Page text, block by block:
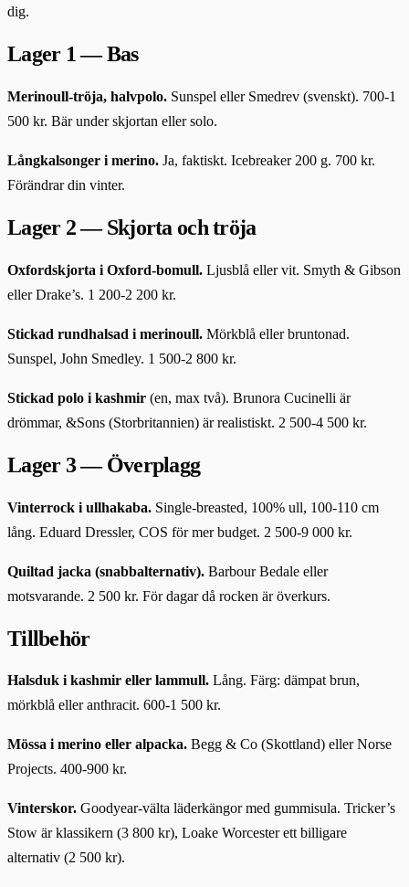
dig.
Lager 1 — Bas
Merinoull-tröja, halvpolo. Sunspel eller Smedrev (svenskt). 700-1
500 kr. Bär under skjortan eller solo.
Långkalsonger i merino. Ja, faktiskt. Icebreaker 200 g. 700 kr.
Förändrar din vinter.
Lager 2 — Skjorta och tröja
Oxfordskjorta i Oxford-bomull. Ljusblå eller vit. Smyth & Gibson
eller Drake’s. 1 200-2 200 kr.
Stickad rundhalsad i merinoull. Mörkblå eller bruntonad.
Sunspel, John Smedley. 1 500-2 800 kr.
Stickad polo i kashmir (en, max två). Brunora Cucinelli är
drömmar, &Sons (Storbritannien) är realistiskt. 2 500-4 500 kr.
Lager 3 — Överplagg
Vinterrock i ullhakaba. Single-breasted, 100% ull, 100-110 cm
lång. Eduard Dressler, COS för mer budget. 2 500-9 000 kr.
Quiltad jacka (snabbalternativ). Barbour Bedale eller
motsvarande. 2 500 kr. För dagar då rocken är överkurs.
Tillbehör
Halsduk i kashmir eller lammull. Lång. Färg: dämpat brun,
mörkblå eller anthracit. 600-1 500 kr.
Mössa i merino eller alpacka. Begg & Co (Skottland) eller Norse
Projects. 400-900 kr.
Vinterskor. Goodyear-välta läderkängor med gummisula. Tricker’s
Stow är klassikern (3 800 kr), Loake Worcester ett billigare
alternativ (2 500 kr).